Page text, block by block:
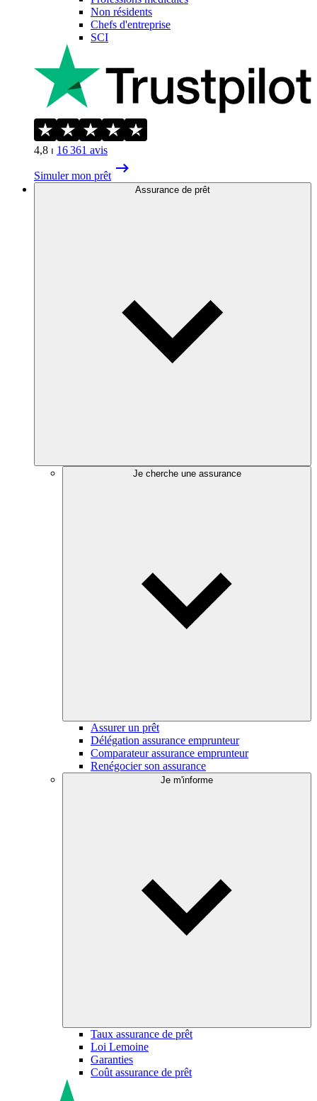
Non résidents
Chefs d'entreprise
SCI
4,8 ⏐ 16 361 avis
Simuler mon prêt
Assurance de prêt
Je cherche une assurance
Assurer un prêt
Délégation assurance emprunteur
Comparateur assurance emprunteur
Renégocier son assurance
Je m'informe
Taux assurance de prêt
Loi Lemoine
Garanties
Coût assurance de prêt